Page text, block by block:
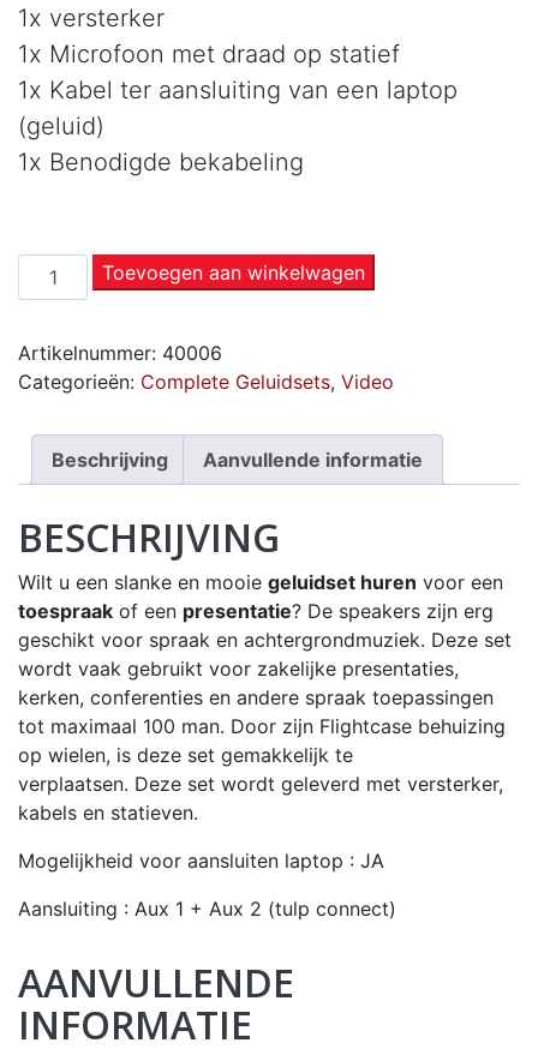
1x versterker
1x Microfoon met draad op statief
1x Kabel ter aansluiting van een laptop
(geluid)
1x Benodigde bekabeling
Toevoegen aan winkelwagen
Artikelnummer: 40006
Categorieën: Complete Geluidsets, Video
Beschrijving Aanvullende informatie
BESCHRIJVING
Wilt u een slanke en mooie geluidset huren voor een
toespraak of een presentatie? De speakers zijn erg
geschikt voor spraak en achtergrondmuziek. Deze set
wordt vaak gebruikt voor zakelijke presentaties,
kerken, conferenties en andere spraak toepassingen
tot maximaal 100 man. Door zijn Flightcase behuizing
op wielen, is deze set gemakkelijk te
verplaatsen. Deze set wordt geleverd met versterker,
kabels en statieven.
Mogelijkheid voor aansluiten laptop : JA
Aansluiting : Aux 1 + Aux 2 (tulp connect)
AANVULLENDE
INFORMATIE